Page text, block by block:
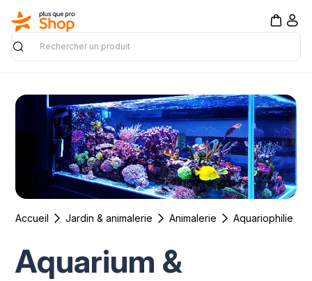
Rechercher
Accueil Jardin & animalerie Animalerie Aquariophilie
Aquarium &